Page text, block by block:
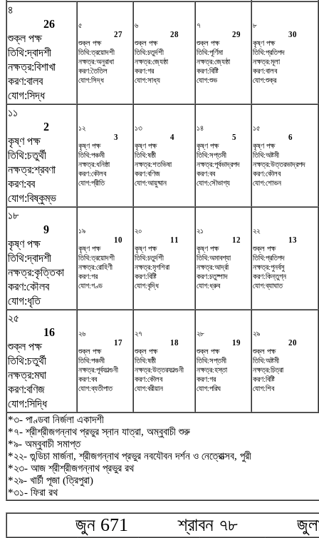
৪
26
শুক্ল পক্ষ
তিথি:দ্বাদশী
নক্ষত্র:বিশাখা
করণ:বালব
যোগ:সিদ্ধ
৫
27
শুক্ল পক্ষ
তিথি:ত্রয়োদশী
নক্ষত্র:অনুরাধা
করণ:তৈতিল
যোগ:সিদ্ধ
৬
28
শুক্ল পক্ষ
তিথি:চতুর্দশী
নক্ষত্র:জ্যেষ্ঠা
করণ:গর
যোগ:সাধ্য
৭
29
শুক্ল পক্ষ
তিথি:পূর্ণিমা
নক্ষত্র:জ্যেষ্ঠা
করণ:বিষ্টি
যোগ:শুভ
৮
30
কৃষ্ণ পক্ষ
তিথি:প্রতিপদ
নক্ষত্র:মূলা
করণ:বালব
যোগ:শুক্র
১১
2
কৃষ্ণ পক্ষ
তিথি:চতুর্থী
নক্ষত্র:শ্রবণা
করণ:বব
যোগ:বিষ্কুম্ভ
১২
3
কৃষ্ণ পক্ষ
তিথি:পঞ্চমী
নক্ষত্র:ধনিষ্ঠা
করণ:কৌলব
যোগ:প্রীতি
১৩
4
কৃষ্ণ পক্ষ
তিথি:ষষ্ঠী
নক্ষত্র:শতভিষ‌া
করণ:বণিজ
যোগ:আয়ুষ্মান
১৪
5
কৃষ্ণ পক্ষ
তিথি:সপ্তমী
নক্ষত্র:পূর্বভাদ্রপদ
করণ:বব
যোগ:সৌভাগ্য
১৫
6
কৃষ্ণ পক্ষ
তিথি:অষ্টমী
নক্ষত্র:উত্তরভাদ্রপদ
করণ:কৌলব
যোগ:শোভন
১৮
9
কৃষ্ণ পক্ষ
তিথি:দ্বাদশী
নক্ষত্র:কৃত্তিকা
করণ:কৌলব
যোগ:ধৃতি
১৯
10
কৃষ্ণ পক্ষ
তিথি:ত্রয়োদশী
নক্ষত্র:রোহিণী
করণ:গর
যোগ:গণ্ড
২০
11
কৃষ্ণ পক্ষ
তিথি:চতুর্দশী
নক্ষত্র:মৃগশিরা
করণ:বিষ্টি
যোগ:বৃদ্ধি
২১
12
কৃষ্ণ পক্ষ
তিথি:অমাবশ্যা
নক্ষত্র:আর্দ্রা
করণ:চতুষ্পাদ
যোগ:ধ্রুব
২২
13
শুক্ল পক্ষ
তিথি:প্রতিপদ
নক্ষত্র:পুনর্বসু
করণ:কিন্তুগ্ন
যোগ:ব্যাঘাত
২৫
16
শুক্ল পক্ষ
তিথি:চতুর্থী
নক্ষত্র:মঘা
করণ:বণিজ
যোগ:সিদ্ধি
২৬
17
শুক্ল পক্ষ
তিথি:পঞ্চমী
নক্ষত্র:পূর্বফাল্গুনী
করণ:বব
যোগ:ব্যতীপাত
২৭
18
শুক্ল পক্ষ
তিথি:ষষ্ঠী
নক্ষত্র:উত্তরফাল্গুনী
করণ:কৌলব
যোগ:বরীয়ান
২৮
19
শুক্ল পক্ষ
তিথি:সপ্তমী
নক্ষত্র:হস্তা
করণ:গর
যোগ:পরিঘ
২৯
20
শুক্ল পক্ষ
তিথি:অষ্টমী
নক্ষত্র:চিত্রা
করণ:বিষ্টি
যোগ:শিব
*৩- পাণ্ডবা নির্জলা একাদশী
*৭- শ্রীশ্রীজগন্নাথ প্রভুর স্নান যাত্রা, অম্বুবাচী শুরু
*৯- অম্বুবাচী সমাপ্ত
*২২- গুন্ডিচা মার্জনা, শ্রীজগন্নাথ প্রভুর নবযৌবন দর্শন ও নেত্রোত্সব, পুরী
*২৩- আজ শ্রীশ্রীজগন্নাথ প্রভুর রথ
*২৯- খার্চী পূজা (ত্রিপুরা)
*৩১- ফিরা রথ
জুন 671 শ্রাবন ৭৮